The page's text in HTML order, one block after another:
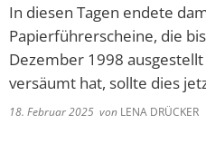
In diesen Tagen endete
Papierführerscheine, die
Dezember 1998
versäumt hat, sollte dies
18. Februar 2025 von LENA DRÜCKER